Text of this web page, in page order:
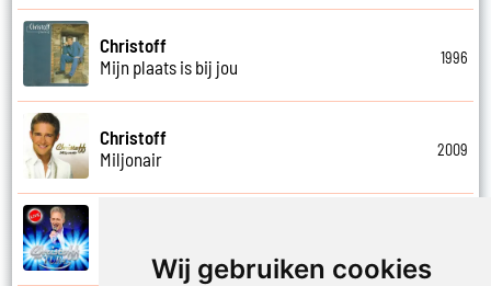
Wij gebruiken cookies
Christoff
Mijn plaats is bij jou
1996
Christoff
Miljonair
2009